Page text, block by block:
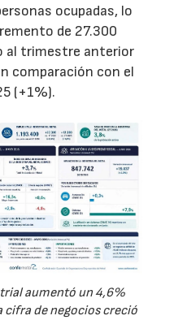
ocupadas, lo
de 27.300
al trimestre anterior
comparación con el
(+1%).
aumentó un 4,6%
cifra de negocios creció